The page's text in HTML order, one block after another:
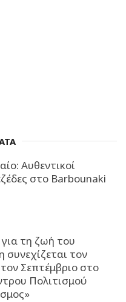
Αυθεντικοί
στο Barbounaki
τη ζωή του
τον
Σεπτέμβριο στο
Πολιτισμού